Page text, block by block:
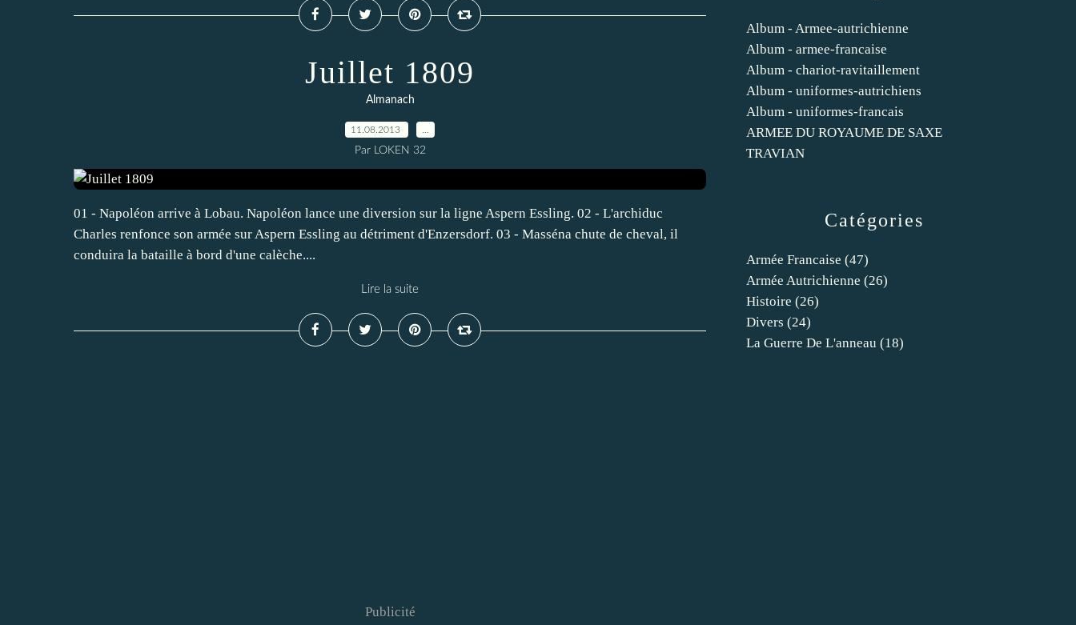
Juillet 1809
Almanach
11.08.2013
Par LOKEN 32
01 - Napoléon arrive à Lobau. Napoléon lance une diversion sur la ligne Aspern Essling. 02 - L'archiduc
Charles renfonce son armée sur Aspern Essling au détriment d'Enzersdorf. 03 - Masséna chute de cheval, il
conduira la bataille à bord d'une calèche....
Lire la suite
Publicité
Catégories
Armée Francaise (47)
Armée Autrichienne (26)
Histoire (26)
Divers (24)
La Guerre De L'anneau (18)
Album - Armee-autrichienne
Album - armee-francaise
Album - chariot-ravitaillement
Album - uniformes-autrichiens
Album - uniformes-francais
ARMEE DU ROYAUME DE SAXE
TRAVIAN